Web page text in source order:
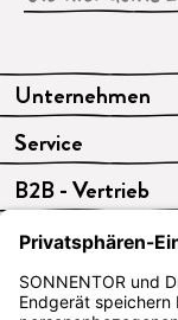
Unternehmen
Service
B2B - Vertrieb